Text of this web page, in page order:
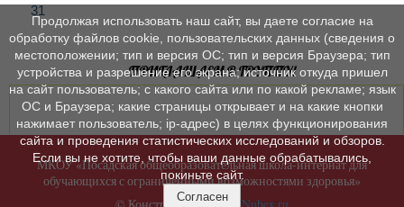
31
ПРИГЛАШАЕМ В ГРУППУ!
МКОУ «Посадская общеобразовательная школа-интернат для
обучающихся с ограниченными возможностями здоровья»
Продолжая использовать наш сайт, вы даете согласие на
обработку файлов cookie, пользовательских данных (сведения о
местоположении; тип и версия ОС; тип и версия Браузера; тип
устройства и разрешение его экрана; источник откуда пришел
на сайт пользователь; с какого сайта или по какой рекламе; язык
ОС и Браузера; какие страницы открывает и на какие кнопки
нажимает пользователь; ip-адрес) в целях функционирования
сайта и проведения статистических исследований и обзоров.
Если вы не хотите, чтобы ваши данные обрабатывались,
покиньте сайт.
Согласен